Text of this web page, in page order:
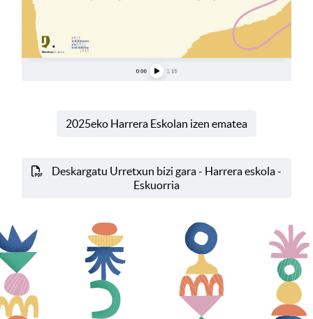
2025eko Harrera Eskolan izen ematea
Deskargatu Urretxun bizi gara - Harrera eskola -
Eskuorria